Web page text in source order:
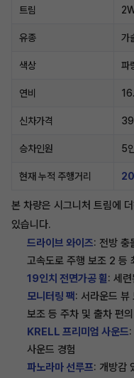
트림
유종 가
색상 파
연비
신차가격
승차인원 5
현재 누적 주행거리
본 차량은 시그니처 트림에
있습니다.
드라이브 와이즈: 전방 충
고속도로 주행 보조 2 등
19인치 전면가공 휠: 세
모니터링 팩 : 서라운드 뷰
보조 등 주차 및 출차 편
KRELL 프리미엄 사운드
사운드 경험
파노라마 선루프: 개방감